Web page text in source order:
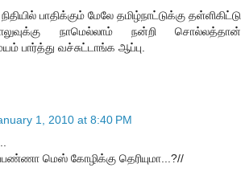
பாதிக்கும் மேலே தமிழ்நாட்டுக்கு தள்ளிகிட்டு
நாமெல்லாம் நன்றி சொல்லத்தான்
பார்த்து வச்சுட்டாங்க ஆப்பு.
1, 2010 at 8:40 PM
மெஸ் கோழிக்கு தெரியுமா...?//